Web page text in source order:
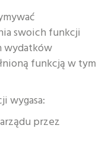
swoich funkcji
wydatków
funkcją w tym
wygasa:
przez